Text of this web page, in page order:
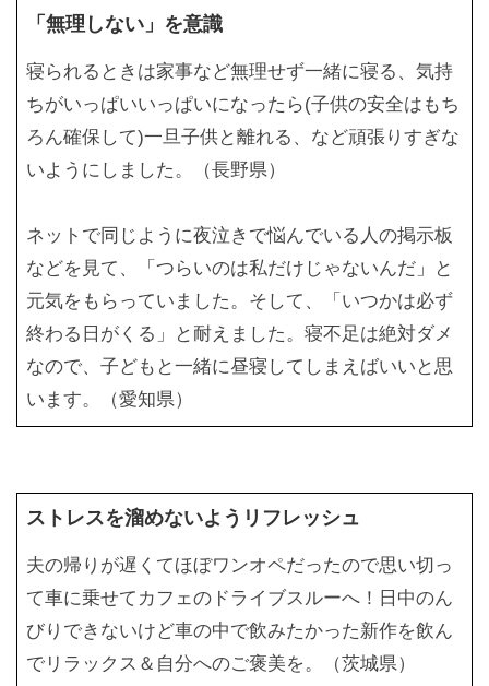
「無理しない」を意識
寝られるときは家事など無理せず一緒に寝る、気持
ちがいっぱいいっぱいになったら(子供の安全はもち
ろん確保して)一旦子供と離れる、など頑張りすぎな
いようにしました。（長野県）
ネットで同じように夜泣きで悩んでいる人の掲示板
などを見て、「つらいのは私だけじゃないんだ」と
元気をもらっていました。そして、「いつかは必ず
終わる日がくる」と耐えました。寝不足は絶対ダメ
なので、子どもと一緒に昼寝してしまえばいいと思
います。（愛知県）
ストレスを溜めないようリフレッシュ
夫の帰りが遅くてほぼワンオペだったので思い切っ
て車に乗せてカフェのドライブスルーへ！日中のん
びりできないけど車の中で飲みたかった新作を飲ん
でリラックス＆自分へのご褒美を。（茨城県）